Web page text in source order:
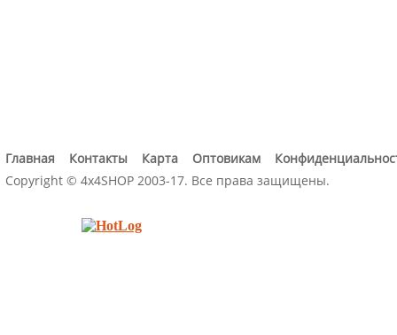
Главная Контакты Карта Оптовикам
Copyright © 4x4SHOP 2003-17. Все права защищены.